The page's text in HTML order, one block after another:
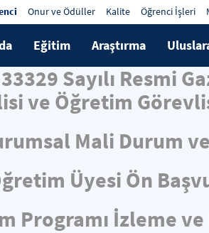
Onur ve Ödüller Kalite Öğrenci İşleri
Eğitim Araştırma
Sayılı Resmi
ve Öğretim
Mali Durum
Üyesi Ön
Programı İzleme